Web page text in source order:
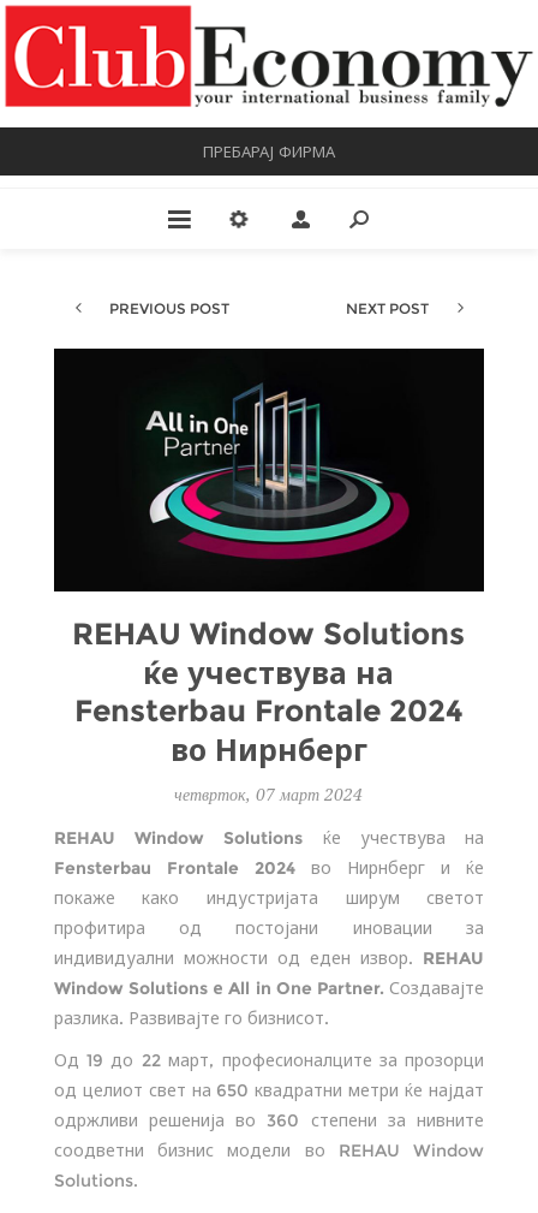
ПРЕБАРАЈ ФИРМА
PREVIOUS POST NEXT POST
REHAU Window Solutions
ќе учествува на
Fensterbau Frontale 2024
во Нирнберг
четврток, 07 март 2024
REHAU Window Solutions ќе учествува на
Fensterbau Frontale 2024во Нирнберг и ќе
покаже како индустријата ширум светот
профитира од постојани иновации за
индивидуални можности од еден извор. REHAU
Window Solutions е All in One Partner. Создавајте
разлика. Развивајте го бизнисот.
Од 19 до 22 март, професионалците за прозорци
од целиот свет на 650 квадратни метри ќе најдат
одржливи решенија во 360 степени за нивните
соодветни бизнис модели во REHAU Window
Solutions.